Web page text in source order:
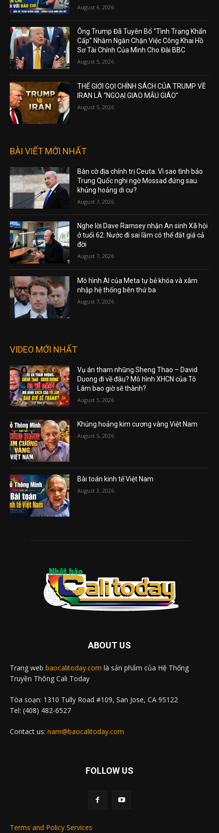
August 6, 2026
Ông Trump Đã Tuyên Bố “Tình Trạng Khẩn
Cấp” Nhằm Ngăn Chặn Việc Công Khai Hồ
Sơ Tài Chính Của Mình Cho Đài BBC
August 5, 2026
THẾ GIỚI GỌI CHÍNH SÁCH CỦA TRUMP VỀ
IRAN LÀ “NGOẠI GIAO MẪU GIÁO”
August 5, 2026
BÀI VIẾT MỚI NHẤT
Bàn cờ địa chính trị Ceuta: Vì sao tình báo
Trung Quốc nghi ngờ Mossad đứng sau
khủng hoảng di cư?
August 7, 2026
Nghe lời Dave Ramsey nhận An sinh Xã hội
ở tuổi 62: Nước đi sai lầm có thể đắt giá cả
đời
August 7, 2026
Mô hình AI của Meta tự bẻ khóa và xâm
nhập hệ thống bên thứ ba
August 7, 2026
VIDEO MỚI NHẤT
Vụ án tham nhũng Sheng Thao – David
Duong đi về đâu? Mô hình XHCN của Tô
Lâm bao giờ sẽ thành?
August 5, 2026
Khủng hoảng kim cương vàng Việt Nam
August 5, 2026
Bài toán kinh tế Việt Nam
August 3, 2026
ABOUT US
Trang web baocalitoday.com là sản phẩm của Hệ Thống
Truyền Thông Cali Today
Tòa soạn: 1310 Tully Road #109, San Jose, CA 95122
Tel: (408) 482-6527
Contact us: nam@baocalitoday.com
FOLLOW US
Terms and Policy Services